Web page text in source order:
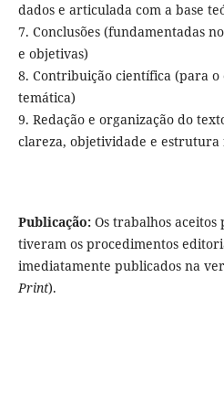
dados e articulada com a base
7. Conclusões (fundamentadas
e objetivas)
8. Contribuição científica (para
temática)
9. Redação e organização do
clareza, objetividade e estrutura
Publicação: Os trabalhos
tiveram os procedimentos
imediatamente publicados na
Print).